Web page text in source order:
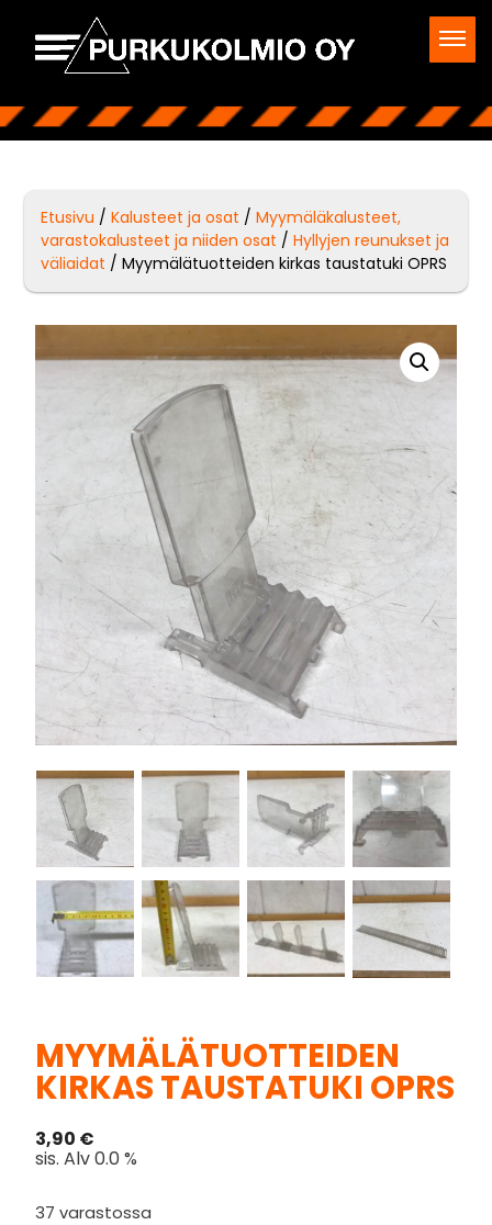
Etusivu /Kalusteet ja osat /Myymäläkalusteet,
varastokalusteet ja niiden osat /Hyllyjen reunukset ja
väliaidat / Myymälätuotteiden kirkas taustatuki OPRS
MYYMÄLÄTUOTTEIDEN
KIRKAS TAUSTATUKI OPRS
3,90 €
sis. Alv 0.0 %
37 varastossa